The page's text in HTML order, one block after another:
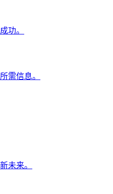
功。
需信息。
未来。